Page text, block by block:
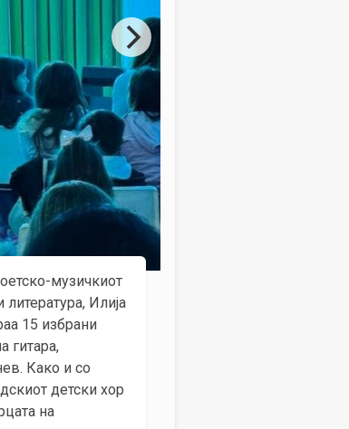
музичкиот
Илија
15 избрани
гитара,
Како и со
детски хор
на